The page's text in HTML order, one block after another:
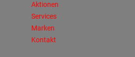
Aktionen
Services
Marken
Kontakt